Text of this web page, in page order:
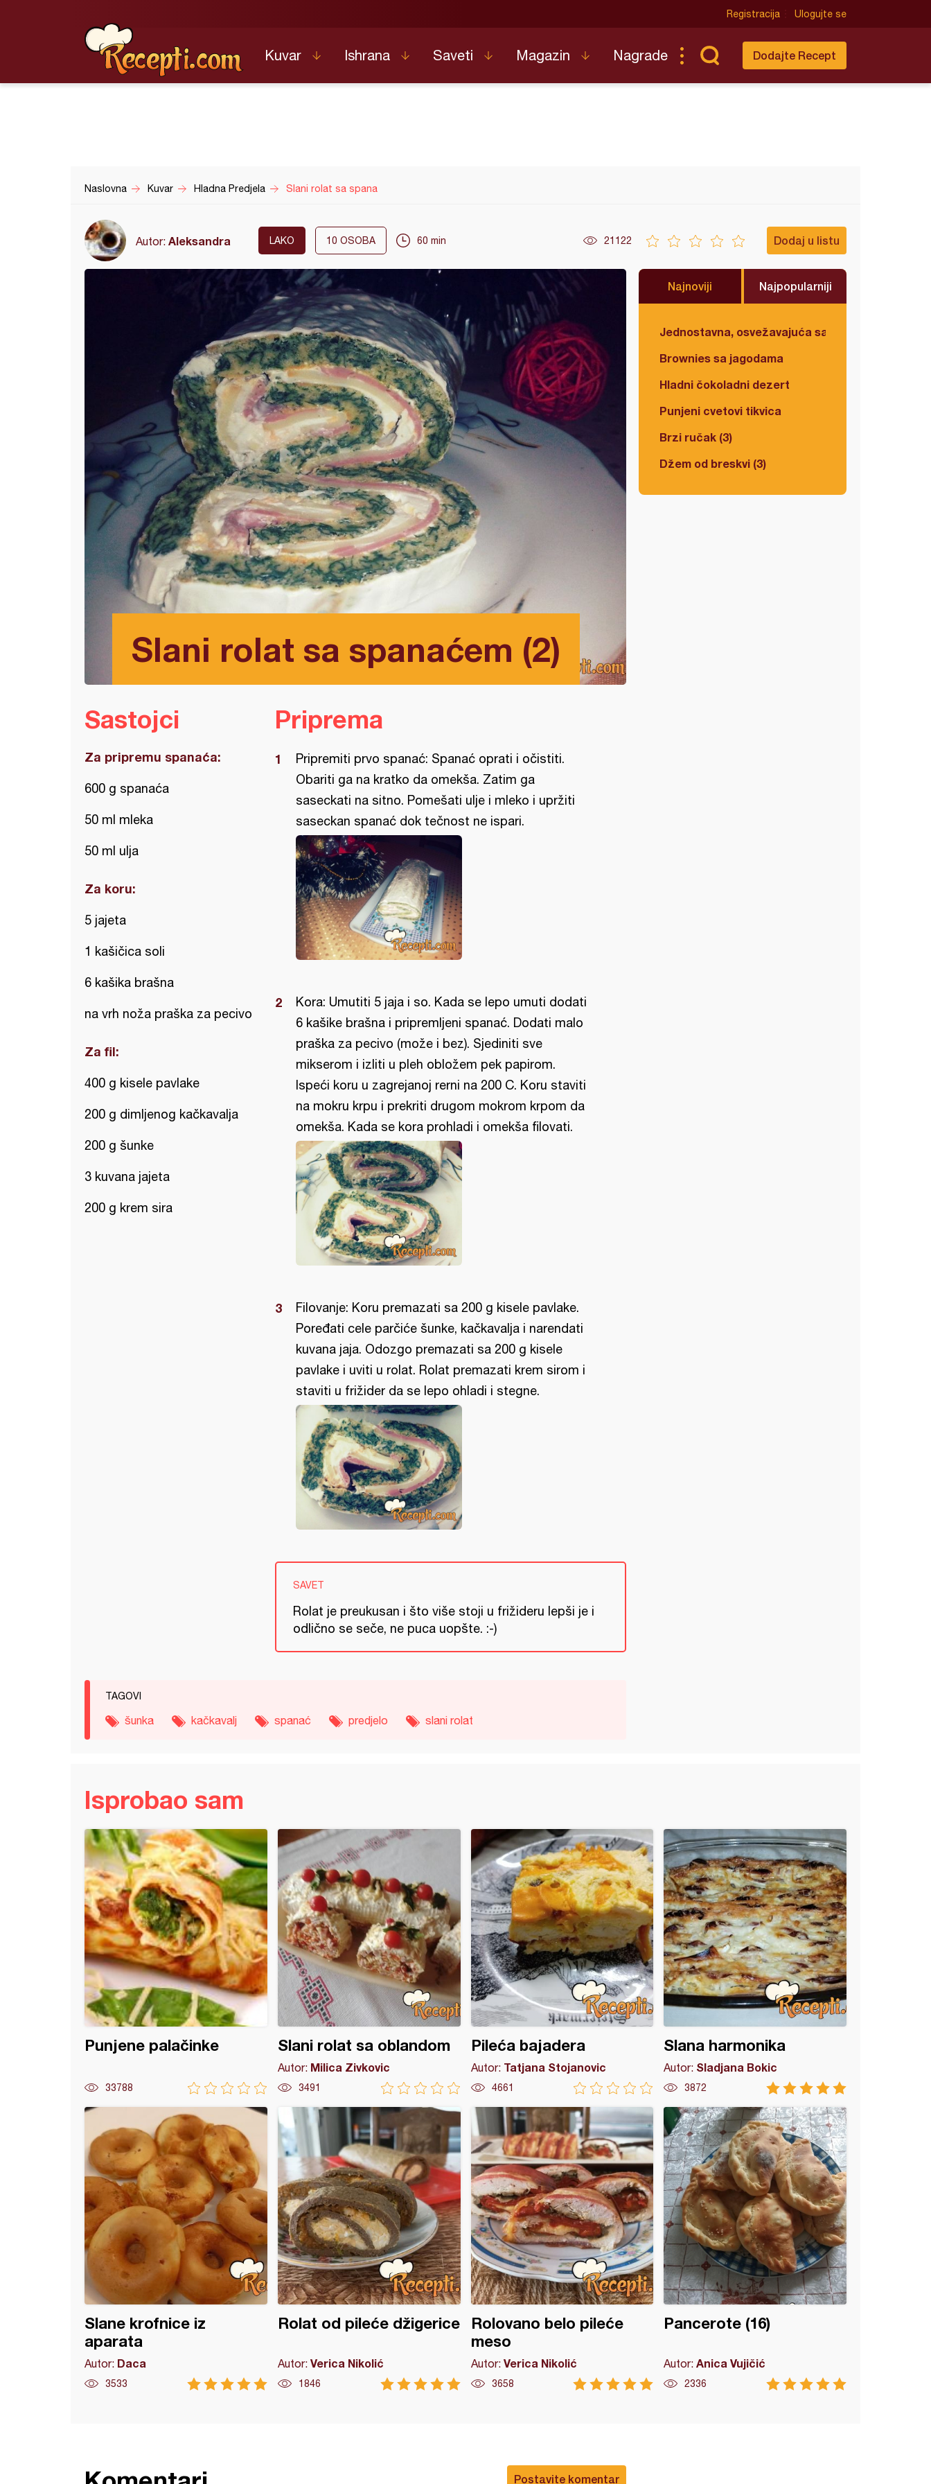
Registracija Ulogujte se
Kuvar Ishrana Saveti Magazin Nagrade Dodajte Recept
Naslovna Kuvar Hladna Predjela Slani rolat sa spana
Autor: Aleksandra LAKO 10 OSOBA 60 min 21122 Dodaj u listu
Slani rolat sa spanaćem (2)
Najnoviji Najpopularniji
Jednostavna, osvežavajuća salata
Brownies sa jagodama
Hladni čokoladni dezert
Punjeni cvetovi tikvica
Brzi ručak (3)
Džem od breskvi (3)
Sastojci
Za pripremu spanaća:
600 g spanaća
50 ml mleka
50 ml ulja
Za koru:
5 jajeta
1 kašičica soli
6 kašika brašna
na vrh noža praška za pecivo
Za fil:
400 g kisele pavlake
200 g dimljenog kačkavalja
200 g šunke
3 kuvana jajeta
200 g krem sira
Priprema
Pripremiti prvo spanać: Spanać oprati i očistiti.
Obariti ga na kratko da omekša. Zatim ga
saseckati na sitno. Pomešati ulje i mleko i upržiti
saseckan spanać dok tečnost ne ispari.
Kora: Umutiti 5 jaja i so. Kada se lepo umuti dodati
6 kašike brašna i pripremljeni spanać. Dodati malo
praška za pecivo (može i bez). Sjediniti sve
mikserom i izliti u pleh obložem pek papirom.
Ispeći koru u zagrejanoj rerni na 200 C. Koru staviti
na mokru krpu i prekriti drugom mokrom krpom da
omekša. Kada se kora prohladi i omekša filovati.
Filovanje: Koru premazati sa 200 g kisele pavlake.
Poređati cele parčiće šunke, kačkavalja i narendati
kuvana jaja. Odozgo premazati sa 200 g kisele
pavlake i uviti u rolat. Rolat premazati krem sirom i
staviti u frižider da se lepo ohladi i stegne.
SAVET
Rolat je preukusan i što više stoji u frižideru lepši je i
odlično se seče, ne puca uopšte. :-)
TAGOVI
šunka kačkavalj spanać predjelo slani rolat
Isprobao sam
Punjene palačinke
33788
Slani rolat sa oblandom
Autor: Milica Zivkovic
3491
Pileća bajadera
Autor: Tatjana Stojanovic
4661
Slana harmonika
Autor: Sladjana Bokic
3872
Slane krofnice iz
aparata
Autor: Daca
3533
Rolat od pileće džigerice
Autor: Verica Nikolić
1846
Rolovano belo pileće
meso
Autor: Verica Nikolić
3658
Pancerote (16)
Autor:Anica Vujičić
2336
Postavite komentar